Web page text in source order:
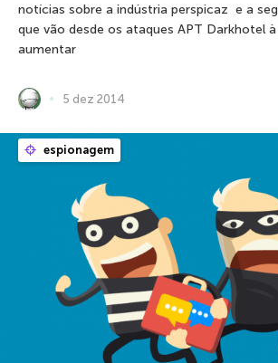
notícias sobre a indústria perspicaz e a
que vão desde os ataques APT Darkhotel
aumentar
5 dez 2014
espionagem